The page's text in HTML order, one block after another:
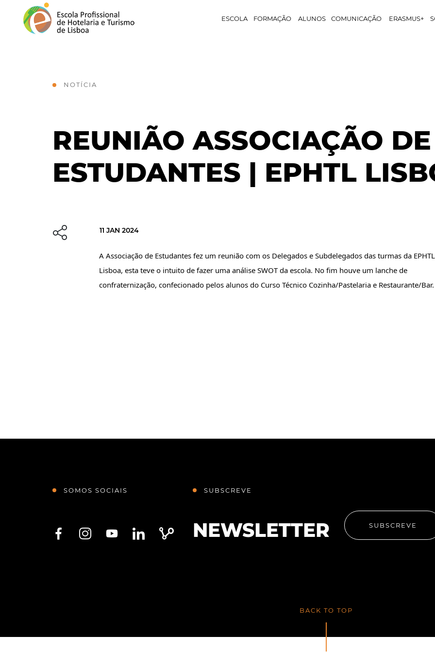
ESCOLA FORMAÇÃO ALUNOS COMUNICAÇÃO ERASMUS+
NOTÍCIA
REUNIÃO ASSOCIAÇÃO DE
ESTUDANTES | EPHTL
11 JAN 2024
A Associação de Estudantes fez um reunião com os Delegados e Subdelegados das turmas da EPHTL
Lisboa, esta teve o intuito de fazer uma análise SWOT da escola. No fim houve um lanche de
confraternização, confecionado pelos alunos do Curso Técnico Cozinha/Pastelaria e Restaurante/Bar.
BACK TO TOP
SOMOS SOCIAIS SUBSCREVE
NEWSLETTER SUBSCREVE